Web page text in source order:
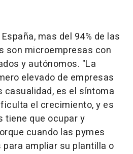
mas del 94% de las
son microempresas con
y autónomos. "La
elevado de empresas
casualidad, es el síntoma
el crecimiento, y es
tiene que ocupar y
cuando las pymes
ampliar su plantilla o